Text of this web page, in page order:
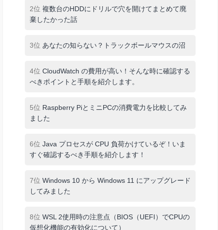
2位 複数台のHDDにドリルで穴を開けてまとめて廃
棄したかった話
3位 あなたの知らない？トラックボールマウスの沼
4位 CloudWatch の費用が高い！そんな時に確認する
べきポイントと手順を紹介します。
5位 Raspberry PiとミニPCの消費電力を比較してみ
ました
6位 Java プロセスが CPU 負荷かけているぞ！いま
すぐ確認するべき手順を紹介します！
7位 Windows 10 から Windows 11 にアップグレード
してみました
8位 WSL 2使用時の注意点（BIOS（UEFI）でCPUの
仮想化機能の有効化について）